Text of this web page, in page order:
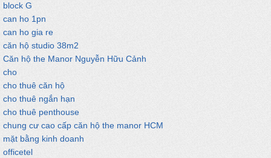
block G
can ho 1pn
can ho gia re
căn hộ studio 38m2
Căn hộ the Manor Nguyễn Hữu Cảnh
cho
cho thuê căn hộ
cho thuê ngắn hạn
cho thuê penthouse
chung cư cao cấp căn hộ the manor HCM
mặt bằng kinh doanh
officetel